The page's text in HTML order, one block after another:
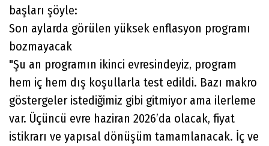
başları şöyle:
Son aylarda görülen yüksek enflasyon programı
bozmayacak
"Şu an programın ikinci evresindeyiz, program
hem iç hem dış koşullarla test edildi. Bazı makro
göstergeler istediğimiz gibi gitmiyor ama ilerleme
var. Üçüncü evre haziran 2026’da olacak, fiyat
istikrarı ve yapısal dönüşüm tamamlanacak. İç ve